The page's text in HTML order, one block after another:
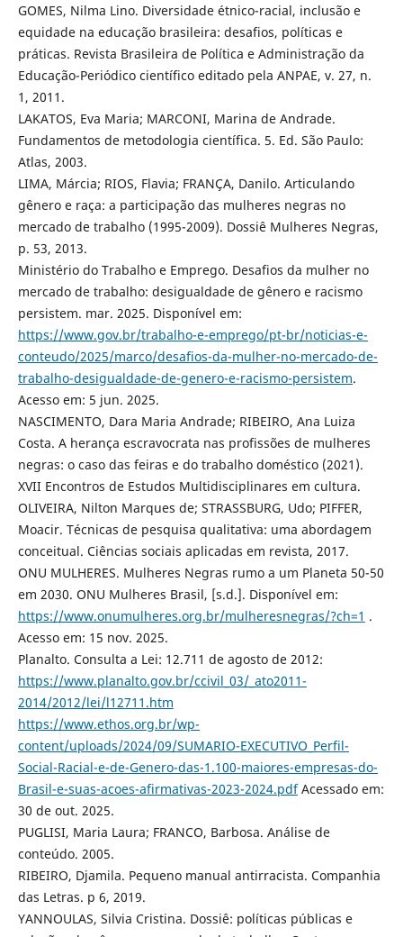
GOMES, Nilma Lino. Diversidade étnico-racial, inclusão e
equidade na educação brasileira: desafios, políticas e
práticas. Revista Brasileira de Política e Administração da
Educação-Periódico científico editado pela ANPAE, v. 27, n.
1, 2011.
LAKATOS, Eva Maria; MARCONI, Marina de Andrade.
Fundamentos de metodologia científica. 5. Ed. São Paulo:
Atlas, 2003.
LIMA, Márcia; RIOS, Flavia; FRANÇA, Danilo. Articulando
gênero e raça: a participação das mulheres negras no
mercado de trabalho (1995-2009). Dossiê Mulheres Negras,
p. 53, 2013.
Ministério do Trabalho e Emprego. Desafios da mulher no
mercado de trabalho: desigualdade de gênero e racismo
persistem. mar. 2025. Disponível em:
https://www.gov.br/trabalho-e-emprego/pt-br/noticias-e-
conteudo/2025/marco/desafios-da-mulher-no-mercado-de-
trabalho-desigualdade-de-genero-e-racismo-persistem.
Acesso em: 5 jun. 2025.
NASCIMENTO, Dara Maria Andrade; RIBEIRO, Ana Luiza
Costa. A herança escravocrata nas profissões de mulheres
negras: o caso das feiras e do trabalho doméstico (2021).
XVII Encontros de Estudos Multidisciplinares em cultura.
OLIVEIRA, Nilton Marques de; STRASSBURG, Udo; PIFFER,
Moacir. Técnicas de pesquisa qualitativa: uma abordagem
conceitual. Ciências sociais aplicadas em revista, 2017.
ONU MULHERES. Mulheres Negras rumo a um Planeta 50-50
em 2030. ONU Mulheres Brasil, [s.d.]. Disponível em:
https://www.onumulheres.org.br/mulheresnegras/?ch=1 .
Acesso em: 15 nov. 2025.
Planalto. Consulta a Lei: 12.711 de agosto de 2012:
https://www.planalto.gov.br/ccivil_03/_ato2011-
2014/2012/lei/l12711.htm
https://www.ethos.org.br/wp-
content/uploads/2024/09/SUMARIO-EXECUTIVO_Perfil-
Social-Racial-e-de-Genero-das-1.100-maiores-empresas-do-
Brasil-e-suas-acoes-afirmativas-2023-2024.pdfAcessado em:
30 de out. 2025.
PUGLISI, Maria Laura; FRANCO, Barbosa. Análise de
conteúdo. 2005.
RIBEIRO, Djamila. Pequeno manual antirracista. Companhia
das Letras. p 6, 2019.
YANNOULAS, Silvia Cristina. Dossiê: políticas públicas e